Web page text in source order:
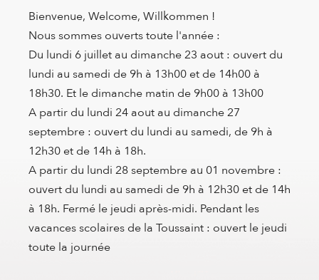
Bienvenue, Welcome, Willkommen !
Nous sommes ouverts toute l'année :
Du lundi 6 juillet au dimanche 23 aout : ouvert du
lundi au samedi de 9h à 13h00 et de 14h00 à
18h30. Et le dimanche matin de 9h00 à 13h00
A partir du lundi 24 aout au dimanche 27
septembre : ouvert du lundi au samedi, de 9h à
12h30 et de 14h à 18h.
A partir du lundi 28 septembre au 01 novembre :
ouvert du lundi au samedi de 9h à 12h30 et de 14h
à 18h. Fermé le jeudi après-midi. Pendant les
vacances scolaires de la Toussaint : ouvert le jeudi
toute la journée